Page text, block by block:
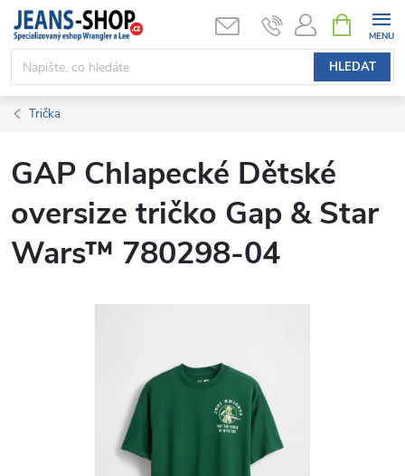
Přejít
obsah
HLEDAT
NÁKUPNÍ
KOŠÍK
Trička
GAP Chlapecké Dětské
oversize tričko Gap & Star
Wars™ 780298-04